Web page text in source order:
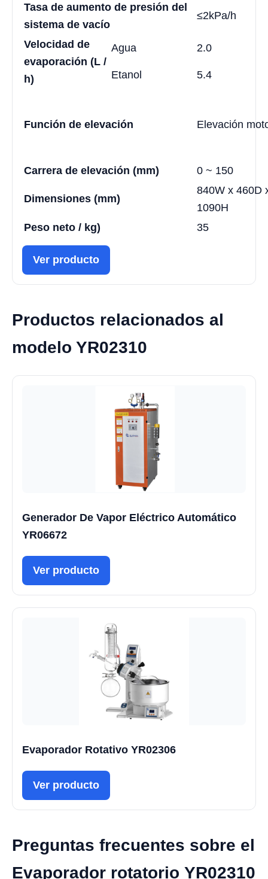
Tasa de aumento de presión del
sistema de vacío
≤2kPa/h
Velocidad de
evaporación (L /
h)
Agua 2.0
Etanol 5.4
Función de elevación Elevación
Carrera de elevación (mm) 0 ~ 150
Dimensiones (mm)
840W x 460D
1090H
Peso neto / kg)
35
Ver producto
Productos relacionados al
modelo YR02310
Generador De Vapor Eléctrico Automático
YR06672
Ver producto
Evaporador Rotativo YR02306
Ver producto
Preguntas frecuentes sobre el
Evaporador rotatorio YR02310